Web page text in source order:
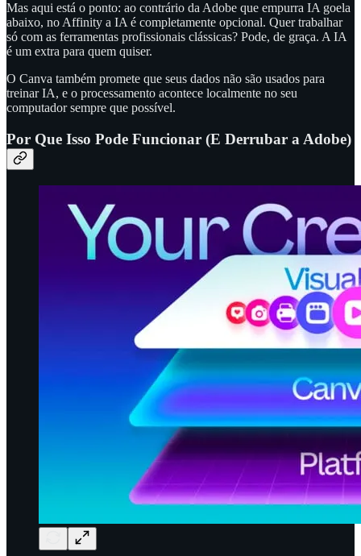
Mas aqui está o ponto: ao contrário da Adobe que empurra IA goela
abaixo, no Affinity a IA é completamente opcional. Quer trabalhar
só com as ferramentas profissionais clássicas? Pode, de graça. A IA
é um extra para quem quiser.
O Canva também promete que seus dados não são usados para
treinar IA, e o processamento acontece localmente no seu
computador sempre que possível.
Por Que Isso Pode Funcionar (E Derrubar a Adobe)